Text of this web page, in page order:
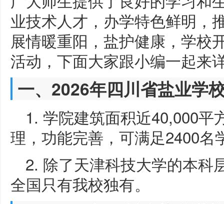
业技术人才，办学特色鲜明，
展情暖重阳，盐护健康，学校
活动，下面大家跟小编一起来
一、2026年四川省盐业学
1. 学院建筑面积近40,000平
理，功能完善，可满足2400名
2. 除了天津科技大学的本科
全国只有我校独有。